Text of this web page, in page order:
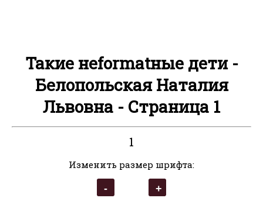
Такие нeformatныe дети -
Белопольская Наталия
Львовна - Страница 1
1
Изменить размер шрифта: